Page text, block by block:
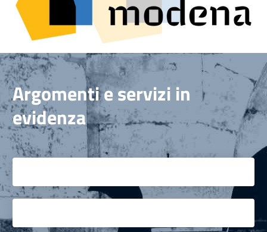
Argomenti e servizi in
evidenza